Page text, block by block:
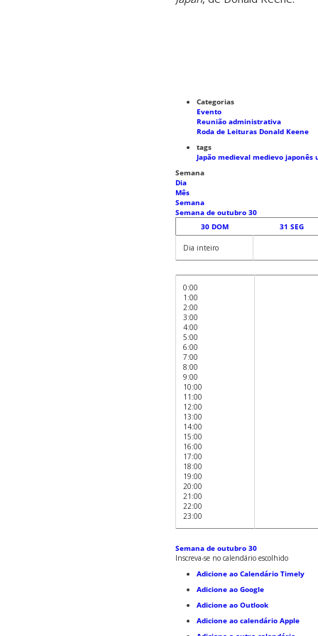
Categorias
Evento
Reunião administrativa
Roda de Leituras Donald Keene
tags
Japão medieval medievo japonês
Semana
Dia
Mês
Semana
Semana de outubro 30
30 DOM 31 SEG
Dia inteiro
0:00
1:00
2:00
3:00
4:00
5:00
6:00
7:00
8:00
9:00
10:00
11:00
12:00
13:00
14:00
15:00
16:00
17:00
18:00
19:00
20:00
21:00
22:00
23:00
Semana de outubro 30
Inscreva-se no calendário escolhido
Adicione ao Calendário Timely
Adicione ao Google
Adicione ao Outlook
Adicione ao calendário Apple